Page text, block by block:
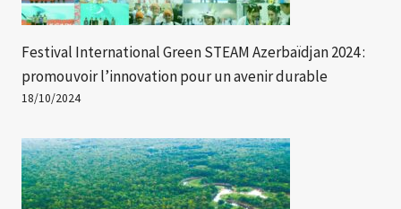
Festival International Green STEAM Azerbaïdjan 2024 :
promouvoir l’innovation pour un avenir durable
18/10/2024